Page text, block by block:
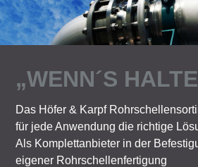
„WENN´S
Das Höfer & Karpf
für jede Anwendung die richtige
Als Komplettanbieter in der
eigener Rohrschellenfertigung